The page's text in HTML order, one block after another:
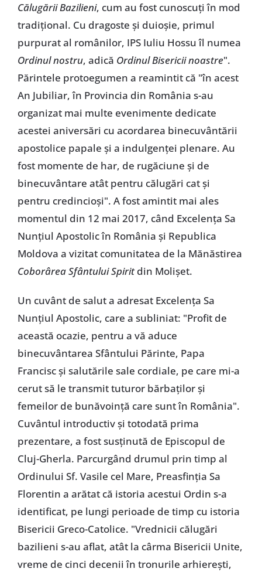
Călugării Bazilieni, cum au fost cunoscuți în mod
tradițional. Cu dragoste și duioșie, primul
purpurat al românilor, IPS Iuliu Hossu îl numea
Ordinul nostru, adică Ordinul Bisericii noastre".
Părintele protoegumen a reamintit că "în acest
An Jubiliar, în Provincia din România s-au
organizat mai multe evenimente dedicate
acestei aniversări cu acordarea binecuvântării
apostolice papale și a indulgenței plenare. Au
fost momente de har, de rugăciune și de
binecuvântare atât pentru călugări cat și
pentru credincioși". A fost amintit mai ales
momentul din 12 mai 2017, când Excelența Sa
Nunțiul Apostolic în România și Republica
Moldova a vizitat comunitatea de la Mănăstirea
Coborârea Sfântului Spiritdin Molișet.
Un cuvânt de salut a adresat Excelența Sa
Nunțiul Apostolic, care a subliniat: "Profit de
această ocazie, pentru a vă aduce
binecuvântarea Sfântului Părinte, Papa
Francisc și salutările sale cordiale, pe care mi-a
cerut să le transmit tuturor bărbaților și
femeilor de bunăvoință care sunt în România".
Cuvântul introductiv și totodată prima
prezentare, a fost susținută de Episcopul de
Cluj-Gherla. Parcurgând drumul prin timp al
Ordinului Sf. Vasile cel Mare, Preasfinția Sa
Florentin a arătat că istoria acestui Ordin s-a
identificat, pe lungi perioade de timp cu istoria
Bisericii Greco-Catolice. "Vrednicii călugări
bazilieni s-au aflat, atât la cârma Bisericii Unite,
vreme de cinci decenii în tronurile arhierești,